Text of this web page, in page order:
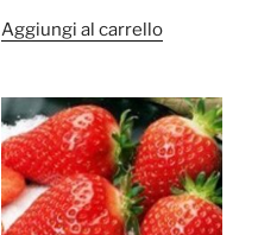
Aggiungi al carrello